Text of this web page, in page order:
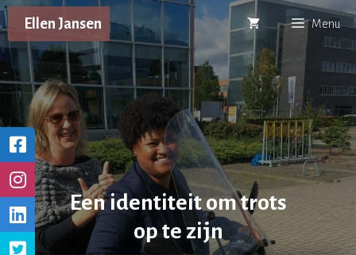
Ga
naar
de
inhoud
Ellen Jansen Menu
Een identiteit om trots
op te zijn